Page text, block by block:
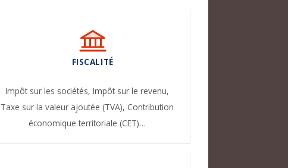
FISCALITÉ
Impôt sur les sociétés,Impôt sur le revenu,
Taxe sur la valeur ajoutée (TVA), Contribution
économique territoriale (CET)…